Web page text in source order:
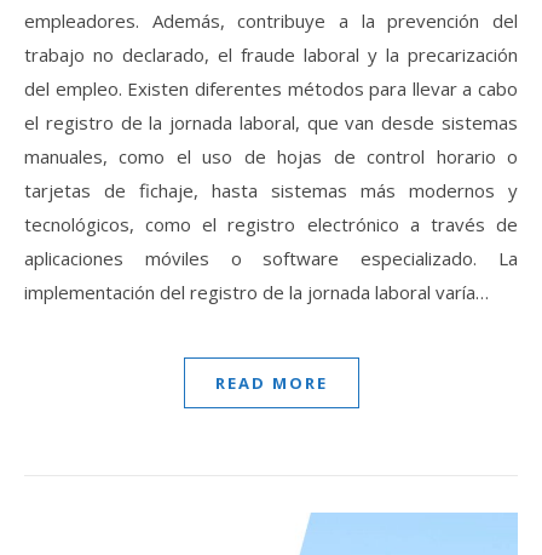
empleadores. Además, contribuye a la prevención del
trabajo no declarado, el fraude laboral y la precarización
del empleo. Existen diferentes métodos para llevar a cabo
el registro de la jornada laboral, que van desde sistemas
manuales, como el uso de hojas de control horario o
tarjetas de fichaje, hasta sistemas más modernos y
tecnológicos, como el registro electrónico a través de
aplicaciones móviles o software especializado. La
implementación del registro de la jornada laboral varía…
READ MORE